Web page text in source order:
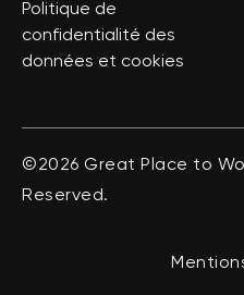
Politique de
confidentialité des
données et cookies
©2026 Great Place to
Reserved.